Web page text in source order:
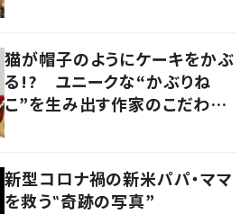
猫が帽子のようにケーキをかぶ
る!? ユニークな“かぶりね
こ”を生み出す作家のこだわり
新型コロナ禍の新米パパ・ママ
を救う‟奇跡の写真”